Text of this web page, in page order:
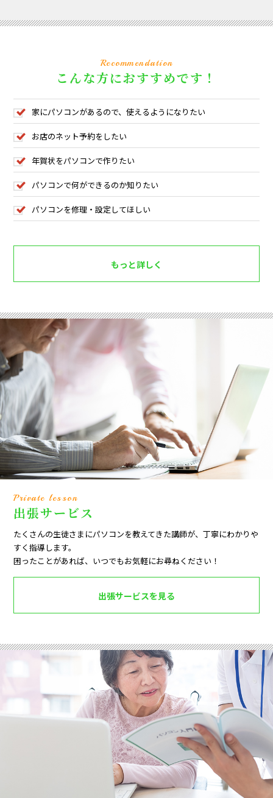
Recommendation
こんな方におすすめです！
家にパソコンがあるので、使えるようになりたい
お店のネット予約をしたい
年賀状をパソコンで作りたい
パソコンで何ができるのか知りたい
パソコンを修理・設定してほしい
もっと詳しく
Private lesson
出張サービス
たくさんの生徒さまにパソコンを教えてきた講師が、丁寧にわかりや
すく指導します。
困ったことがあれば、いつでもお気軽にお尋ねください！
出張サービスを見る